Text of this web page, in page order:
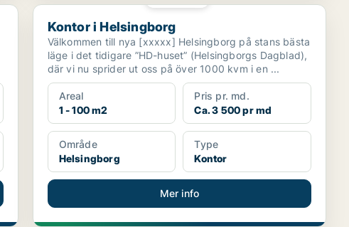
Kontor i Helsingborg
Kontor i Helsingborg
Välkommen till nya [xxxxx] Helsingborg på stans bästa
läge i det tidigare ”HD-huset” (Helsingborgs Dagblad),
där vi nu sprider ut oss på över 1000 kvm i en ...
Areal
1 - 100 m2
Pris pr. md.
Ca. 3 500 pr md
Område
Helsingborg
Type
Kontor
Mer info